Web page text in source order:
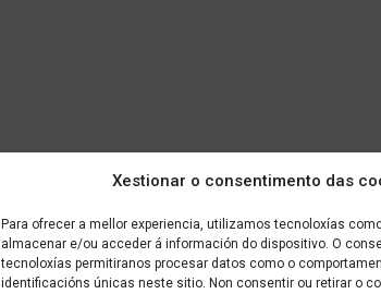
Xestionar o consentimento das
Para ofrecer a mellor experiencia, utilizamos tecnoloxías
almacenar e/ou acceder á información do dispositivo. O
tecnoloxías permitiranos procesar datos como o
identificacións únicas neste sitio. Non consentir ou retirar o